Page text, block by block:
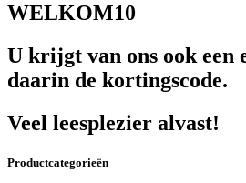
WELKOM10
U krijgt van ons ook een
daarin de kortingscode.
Veel leesplezier alvast!
Productcategorieën